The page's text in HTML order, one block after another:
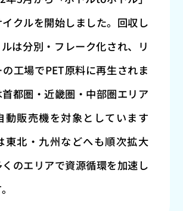
クルを開始しました。回収し
は分別・フレーク化され、リ
工場でPET原料に再生されま
都圏・近畿圏・中部圏エリア
動販売機を対象としています
東北・九州などへも順次拡大
くのエリアで資源循環を加速し